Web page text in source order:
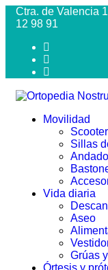
Ctra. de Valencia
12 98 91
Movilidad
Sillas
Vida diaria
Aseo
Grúas
Órtesis y